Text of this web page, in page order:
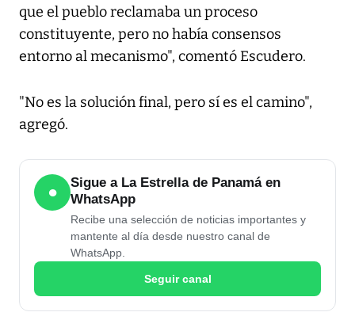
que el pueblo reclamaba un proceso
constituyente, pero no había consensos
entorno al mecanismo", comentó Escudero.
"No es la solución final, pero sí es el camino",
agregó.
●
Sigue a La Estrella de Panamá en
WhatsApp
Recibe una selección de noticias importantes y
mantente al día desde nuestro canal de
WhatsApp.
Seguir canal